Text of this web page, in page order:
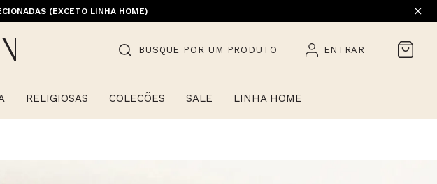
(EXCETO LINHA HOME)
BUSQUE POR UM PRODUTO ENTRAR
RELIGIOSAS COLECÕES SALE LINHA HOME